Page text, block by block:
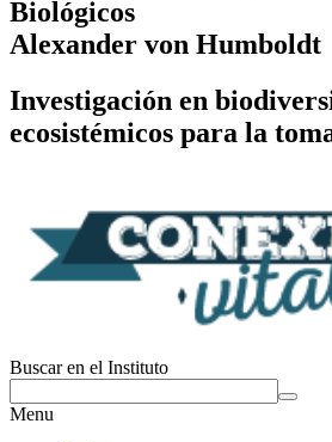
Biológicos
Alexander von Humboldt
Investigación en
ecosistémicos para la
Buscar en el Instituto
Menu